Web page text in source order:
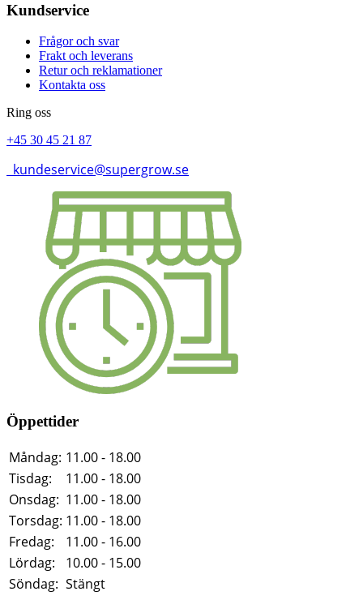
Kundservice
Frågor och svar
Frakt och leverans
Retur och reklamationer
Kontakta oss
Ring oss
+45 30 45 21 87
kundeservice@supergrow.se
Öppettider
Måndag: 11.00 - 18.00
Tisdag:
11.00 - 18.00
Onsdag: 11.00 - 18.00
Torsdag: 11.00 - 18.00
Fredag:
11.00 - 16.00
Lördag:
10.00 - 15.00
Söndag: Stängt